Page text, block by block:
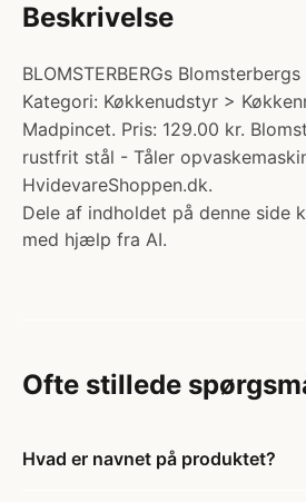
Beskrivelse
BLOMSTERBERGs
Kategori: Køkkenudstyr >
Madpincet. Pris: 129.00 kr.
rustfrit stål - Tåler
HvidevareShoppen.dk.
Dele af indholdet på denne side
med hjælp fra AI.
Ofte stillede
Hvad er navnet på produktet?